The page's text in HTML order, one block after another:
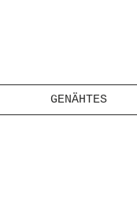
GENÄHTES